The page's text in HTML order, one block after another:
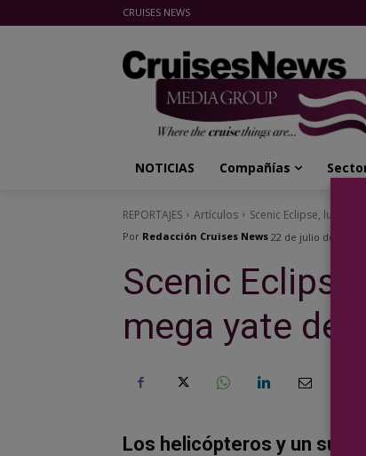
CRUISES NEWS
NOTICIAS Compañías
REPORTAJES Artículos Scenic Eclipse, lujo 6
Por Redacción Cruises News 22 de julio de 2022
Scenic
mega yate de
Los helicópteros y un